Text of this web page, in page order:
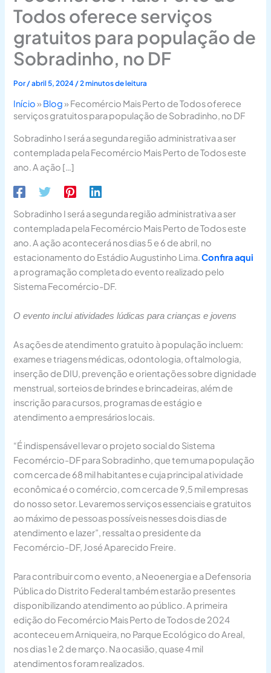
Todos oferece serviços
gratuitos para população de
Sobradinho, no DF
Por/abril 5, 2024 /2 minutos de leitura
Início» Blog» Fecomércio Mais Perto de Todos oferece
serviços gratuitos para população de Sobradinho, no DF
Sobradinho I será a segunda região administrativa a ser
contemplada pela Fecomércio Mais Perto de Todos este
ano. A ação […]
Sobradinho I será a segunda região administrativa a ser
contemplada pela Fecomércio Mais Perto de Todos este
ano. A ação acontecerá nos dias 5 e 6 de abril, no
estacionamento do Estádio Augustinho Lima.Confira aqui
a programação completa do evento realizado pelo
Sistema Fecomércio-DF.
O evento inclui atividades lúdicas para crianças e jovens
As ações de atendimento gratuito à população incluem:
exames e triagens médicas, odontologia, oftalmologia,
inserção de DIU, prevenção e orientações sobre dignidade
menstrual, sorteios de brindes e brincadeiras, além de
inscrição para cursos, programas de estágio e
atendimento a empresários locais.
“É indispensável levar o projeto social do Sistema
Fecomércio-DF para Sobradinho, que tem uma população
com cerca de 68 mil habitantes e cuja principal atividade
econômica é o comércio, com cerca de 9,5 mil empresas
do nosso setor. Levaremos serviços essenciais e gratuitos
ao máximo de pessoas possíveis nesses dois dias de
atendimento e lazer”, ressalta o presidente da
Fecomércio-DF, José Aparecido Freire.
Para contribuir com o evento, a Neoenergia e a Defensoria
Pública do Distrito Federal também estarão presentes
disponibilizando atendimento ao público. A primeira
edição do Fecomércio Mais Perto de Todos de 2024
aconteceu em Arniqueira, no Parque Ecológico do Areal,
nos dias 1 e 2 de março. Na ocasião, quase 4 mil
atendimentos foram realizados.